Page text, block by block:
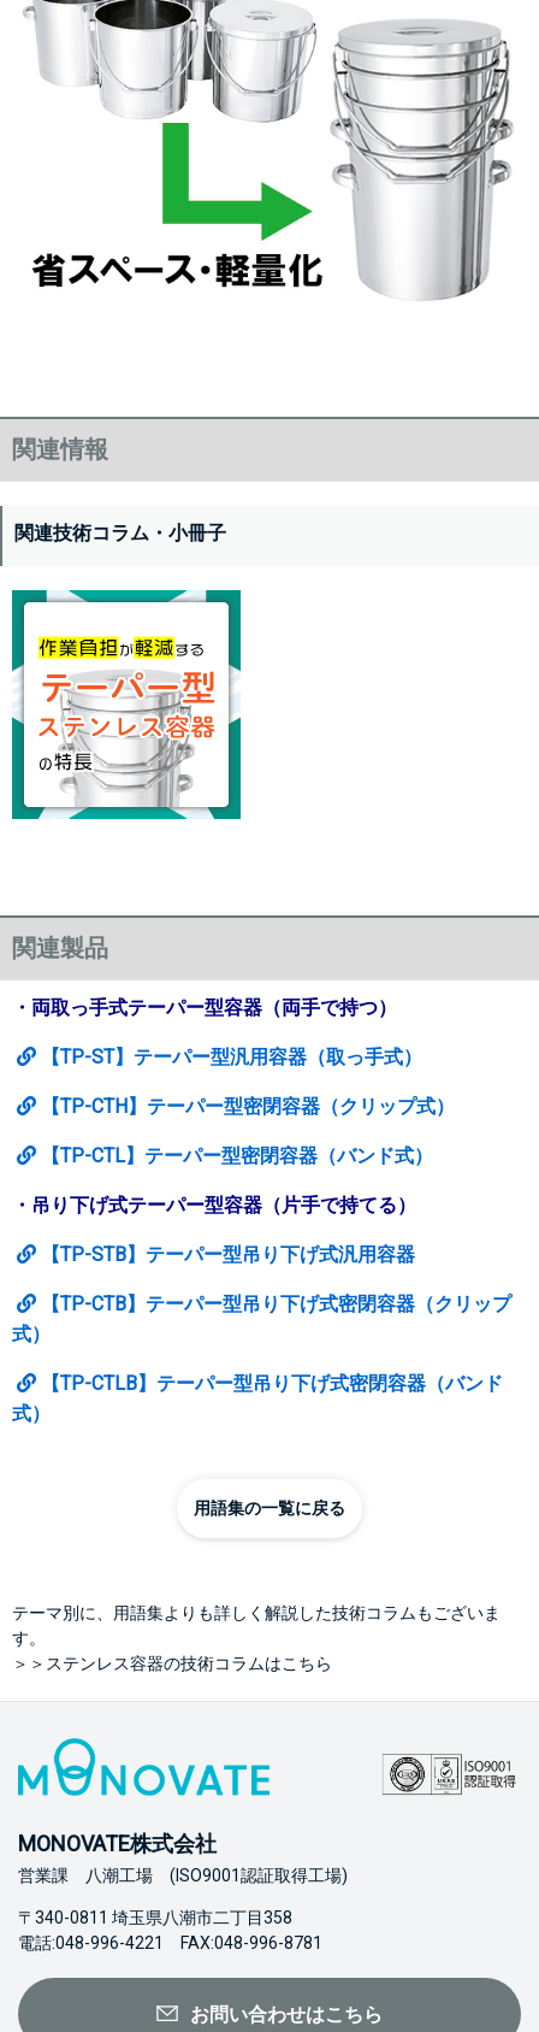
関連情報
関連技術コラム・小冊子
関連製品
・両取っ手式テーパー型容器（両手で持つ）
【TP-ST】テーパー型汎用容器（取っ手式）
【TP-CTH】テーパー型密閉容器（クリップ式）
【TP-CTL】テーパー型密閉容器（バンド式）
・吊り下げ式テーパー型容器（片手で持てる）
【TP-STB】テーパー型吊り下げ式汎用容器
【TP-CTB】テーパー型吊り下げ式密閉容器（クリップ
式）
【TP-CTLB】テーパー型吊り下げ式密閉容器（バンド
式）
用語集の一覧に戻る
テーマ別に、用語集よりも詳しく解説した技術コラムもございま
す。
＞＞ステンレス容器の技術コラムはこちら
MONOVATE株式会社
営業課 八潮工場 (ISO9001認証取得工場)
〒340-0811 埼玉県八潮市二丁目358
電話:048-996-4221 FAX:048-996-8781
お問い合わせはこちら